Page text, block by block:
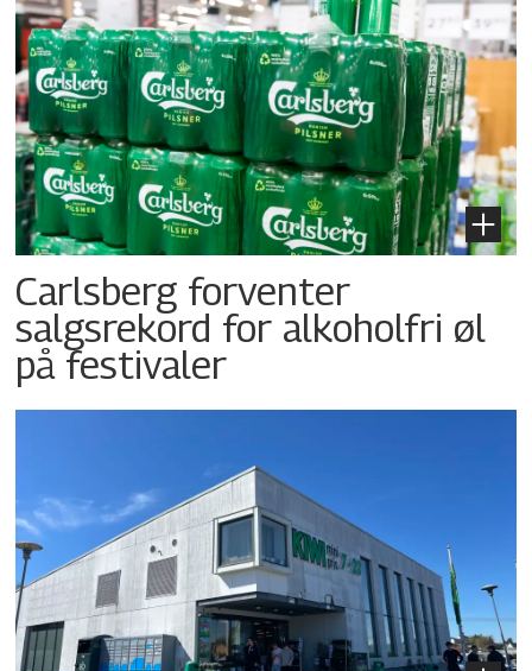
Carlsberg forventer
salgsrekord for alkoholfri øl
på festivaler